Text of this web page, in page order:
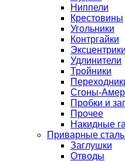
Ниппели
Крестовины
Угольники
Контргайки
Эксцентрики
Удлинители
Тройники
Сгоны-
Пробки и
Прочее
Накидные
Приварные
Заглушки
Отводы